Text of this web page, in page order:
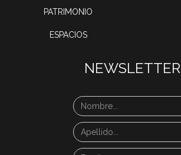
PATRIMONIO
ESPACIOS
NEWSLETTER